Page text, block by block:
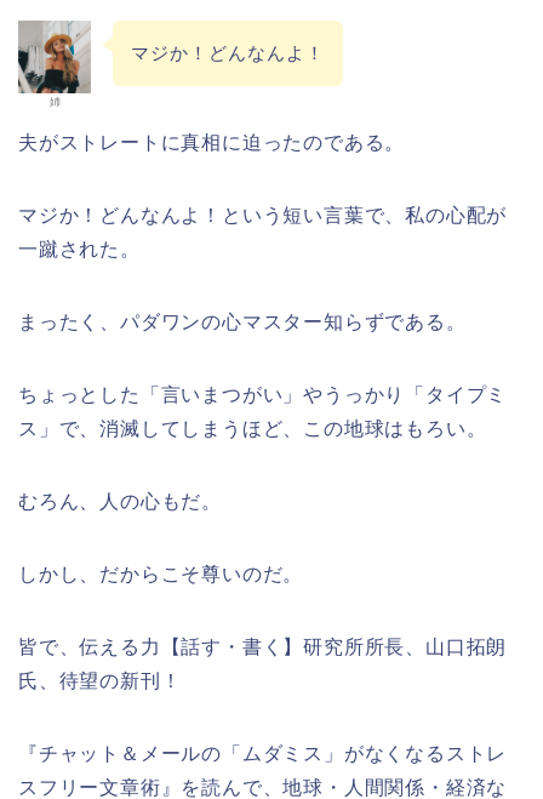
姉
マジか！どんなんよ！
夫がストレートに真相に迫ったのである。
マジか！どんなんよ！という短い言葉で、私の心配が
一蹴された。
まったく、パダワンの心マスター知らずである。
ちょっとした「言いまつがい」やうっかり「タイプミ
ス」で、消滅してしまうほど、この地球はもろい。
むろん、人の心もだ。
しかし、だからこそ尊いのだ。
皆で、伝える力【話す・書く】研究所所長、山口拓朗
氏、待望の新刊！
『チャット＆メールの「ムダミス」がなくなるストレ
スフリー文章術』を読んで、地球・人間関係・経済な